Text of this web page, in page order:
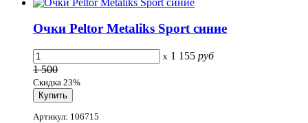
Очки Peltor Metaliks Sport синие
x 1 155 руб
1 500
Скидка 23%
Артикул: 106715